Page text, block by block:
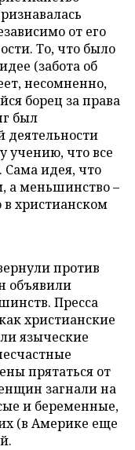
от его
То, что было
(забота об
несомненно,
борец за права
был
деятельности
учению, что все
идея, что
а меньшинство –
христианском
против
объявили
Пресса
христианские
языческие
прятаться от
загнали на
и беременные,
(в Америке еще